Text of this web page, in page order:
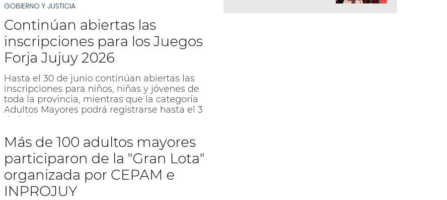
GOBIERNO Y JUSTICIA
Continúan abiertas las
inscripciones para los Juegos
Forja Jujuy 2026
Hasta el 30 de junio continúan abiertas las
inscripciones para niños, niñas y jóvenes de
toda la provincia, mientras que la categoría
Adultos Mayores podrá registrarse hasta el 3
de julio.
Más de 100 adultos mayores
participaron de la "Gran Lota"
organizada por CEPAM e
INPROJUY